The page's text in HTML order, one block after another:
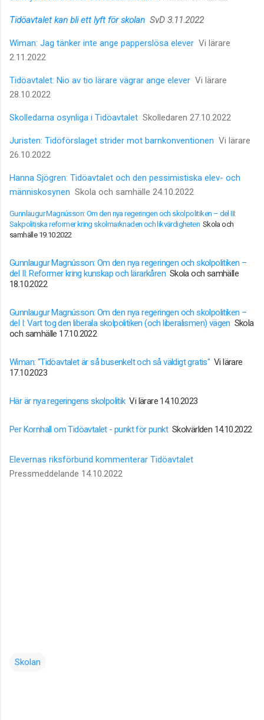
Tidöavtalet kan bli ett lyft för skolan SvD 3.11.2022
Wiman: Jag tänker inte ange papperslösa elever Vi lärare
2.11.2022
Tidöavtalet: Nio av tio lärare vägrar ange elever Vi lärare
28.10.2022
Skolledarna osynliga i Tidöavtalet Skolledaren 27.10.2022
Juristen: Tidöförslaget strider mot barnkonventionen Vi lärare
26.10.2022
Hanna Sjögren: Tidöavtalet och den pessimistiska elev- och
människosynen Skola och samhälle 24.10.2022
Gunnlaugur Magnússon: Om den nya regeringen och skolpolitiken – del III:
Sakpolitiska reformer kring skolmarknaden och likvärdigheten Skola och
samhälle 19.10.2022
Gunnlaugur Magnússon: Om den nya regeringen och skolpolitiken –
del II: Reformer kring kunskap och lärarkåren Skola och samhälle
18.10.2022
Gunnlaugur Magnússon: Om den nya regeringen och skolpolitiken –
del I: Vart tog den liberala skolpolitiken (och liberalismen) vägen Skola
och samhälle 17.10.2022
Wiman: "Tidöavtalet är så busenkelt och så väldigt gratis" Vi lärare
17.10.2023
Här är nya regeringens skolpolitikVi lärare 14.10.2023
Per Kornhall om Tidöavtalet - punkt för punktSkolvärlden 14.10.2022
Elevernas riksförbund kommenterar Tidöavtalet
Pressmeddelande 14.10.2022
Skolan